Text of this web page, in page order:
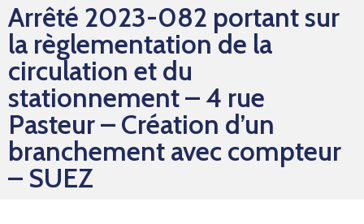
Mes
Sorties
Mes
Démarches
Contact
Arrêté 2023-082 portant sur
la règlementation de la
circulation et du
stationnement – 4 rue
Pasteur – Création d’un
branchement avec compteur
– SUEZ